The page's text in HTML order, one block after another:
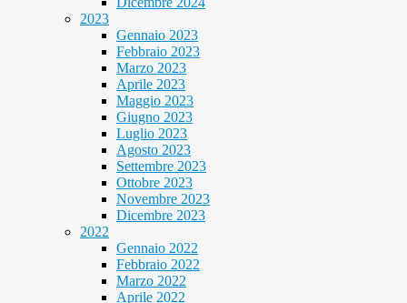
2023
Gennaio 2023
Febbraio 2023
Marzo 2023
Aprile 2023
Maggio 2023
Giugno 2023
Luglio 2023
Agosto 2023
Settembre 2023
Ottobre 2023
Novembre 2023
Dicembre 2023
2022
Gennaio 2022
Febbraio 2022
Marzo 2022
Aprile 2022